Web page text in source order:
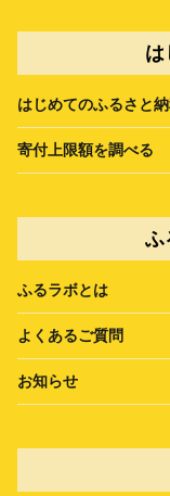
は
はじめてのふるさと
寄付上限額を調べる
ふ
ふるラボとは
よくあるご質問
お知らせ